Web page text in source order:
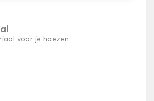
voor je hoezen.